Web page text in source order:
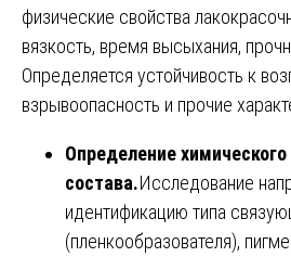
физические свойства
вязкость, время высыхания,
Определяется устойчивость к
взрывоопасность и прочие
Определение химического
состава.Исследование
идентификацию типа
(пленкообразователя),